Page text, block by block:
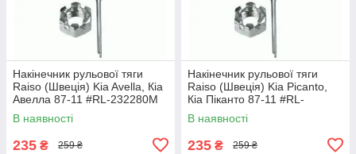
Накінечник рульової тяги
Raiso (Швеція) Kia Avella, Кіа
Авелла 87-11 #RL-232280M
UALPSKZ7
В наявності
235 ₴ 259 ₴
Накінечник рульової тяги
Raiso (Швеція) Kia Picanto,
Кіа Піканто 87-11 #RL-
232280M UAYINBP7
В наявності
235 ₴ 259 ₴